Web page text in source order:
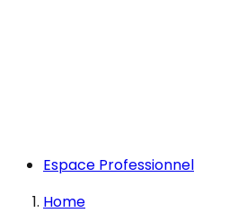
Espace Professionnel
Home